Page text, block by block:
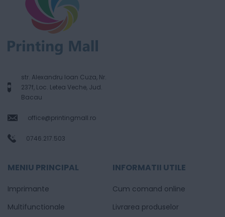
str. Alexandru Ioan Cuza, Nr.
237f, Loc. Letea Veche, Jud.
Bacau
office@printingmall.ro
0746.217.503
MENIU PRINCIPAL
Imprimante
Multifunctionale
INFORMATII UTILE
Cum comand online
Livrarea produselor